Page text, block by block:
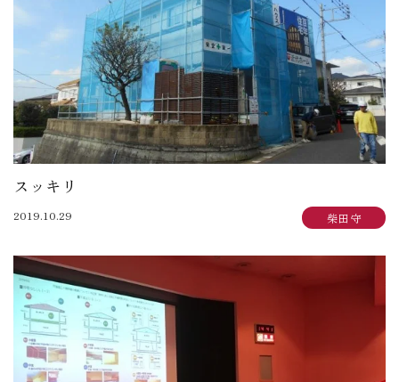
スッキリ
2019.10.29 柴田 守